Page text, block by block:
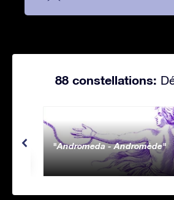
88 constellations:
Andromeda - Andromède